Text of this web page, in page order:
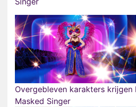
Overgebleven karakters krijgen
Masked Singer